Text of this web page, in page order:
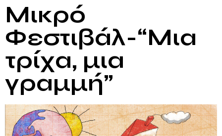
Μικρό
Φεστιβάλ-“Μια
τρίχα, μια
γραμμή”